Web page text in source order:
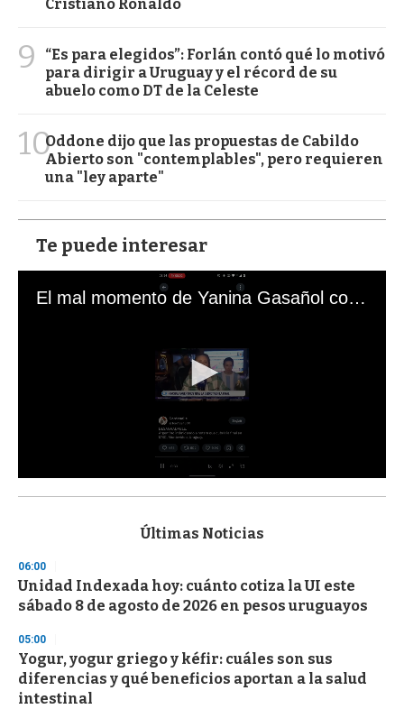
Cristiano Ronaldo
9
“Es para elegidos”: Forlán contó qué lo motivó
para dirigir a Uruguay y el récord de su
abuelo como DT de la Celeste
10Oddone dijo que las propuestas de Cabildo
Abierto son "contemplables", pero requieren
una "ley aparte"
Te puede interesar
El mal momento de Yanina Gasañol con un hincha argentino en "Subrayado"
s
d
s
o
f
3
s
e
c
o
Últimas Noticias
06:00
Unidad Indexada hoy: cuánto cotiza la UI este
sábado 8 de agosto de 2026 en pesos uruguayos
05:00
Yogur, yogur griego y kéfir: cuáles son sus
diferencias y qué beneficios aportan a la salud
intestinal